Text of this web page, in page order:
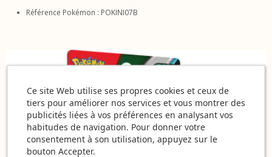
Référence Pokémon : POKINI07B
Ce site Web utilise ses propres cookies et ceux de
tiers pour améliorer nos services et vous montrer des
publicités liées à vos préférences en analysant vos
habitudes de navigation. Pour donner votre
consentement à son utilisation, appuyez sur le
bouton Accepter.